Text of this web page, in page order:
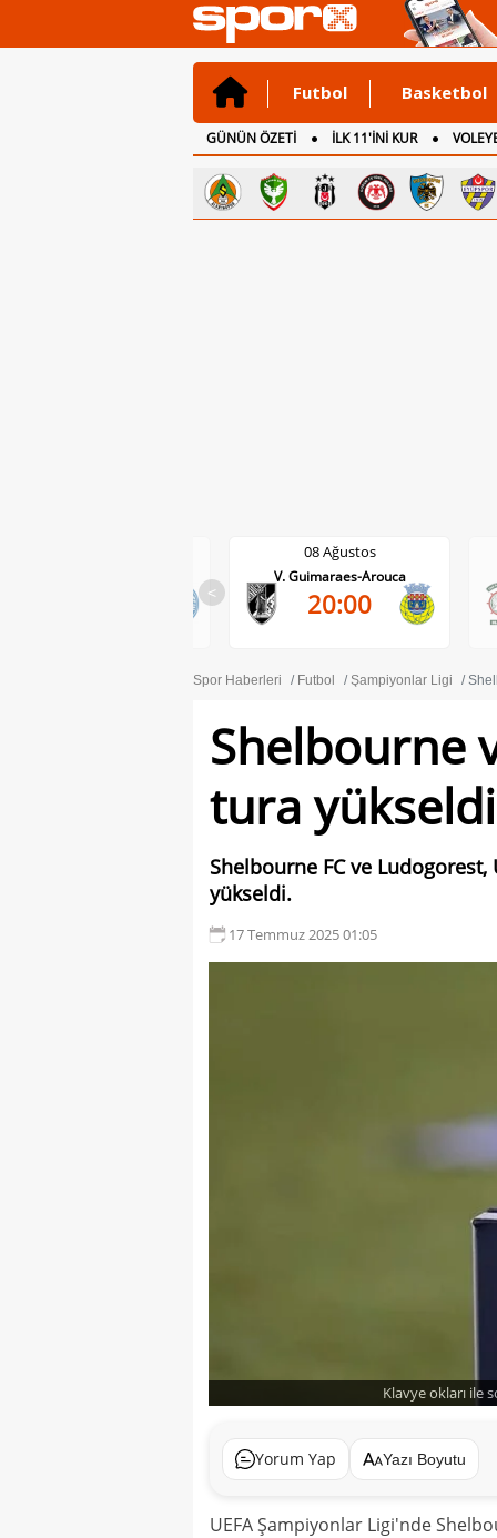
Futbol Basketbol
GÜNÜN ÖZETİ İLK 11'İNİ KUR
CANLI ANLATIM
İNGİLTERE
<
08 Ağustos
Maritimo-Casa Pia
1-0
Spor Haberleri Futbol Şampiyonlar Ligi
Shelbourne
tura yükseldi
Shelbourne FC ve
yükseldi.
17 Temmuz 2025 01:05
Klavye okları ile
Yorum Yap Yazı Boyutu
UEFA Şampiyonlar Ligi'nde